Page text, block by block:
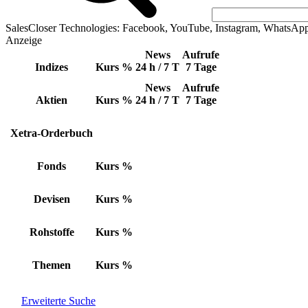
SalesCloser Technologies: Facebook, YouTube, Instagram,
Anzeige
Indizes Kurs %
News
24 h / 7 T
Aufrufe
7 Tage
Aktien Kurs %
News
24 h / 7 T
Aufrufe
7 Tage
Xetra-Orderbuch
Fonds Kurs %
Devisen Kurs %
Rohstoffe Kurs %
Themen Kurs %
Erweiterte Suche